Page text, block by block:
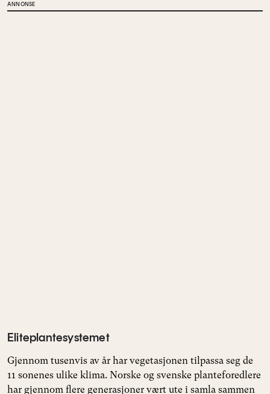
ANNONSE
Eliteplantesystemet
Gjennom tusenvis av år har vegetasjonen tilpassa seg de
11 sonenes ulike klima. Norske og svenske planteforedlere
har gjennom flere generasjoner vært ute i samla sammen